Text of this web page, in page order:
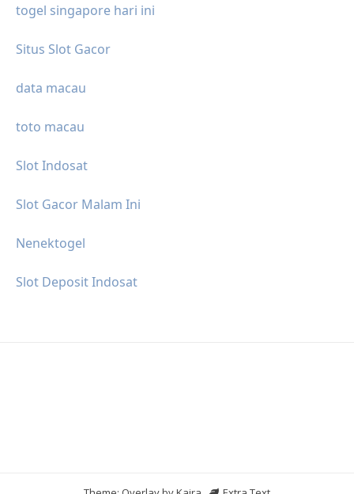
togel singapore hari ini
Situs Slot Gacor
data macau
toto macau
Slot Indosat
Slot Gacor Malam Ini
Nenektogel
Slot Deposit Indosat